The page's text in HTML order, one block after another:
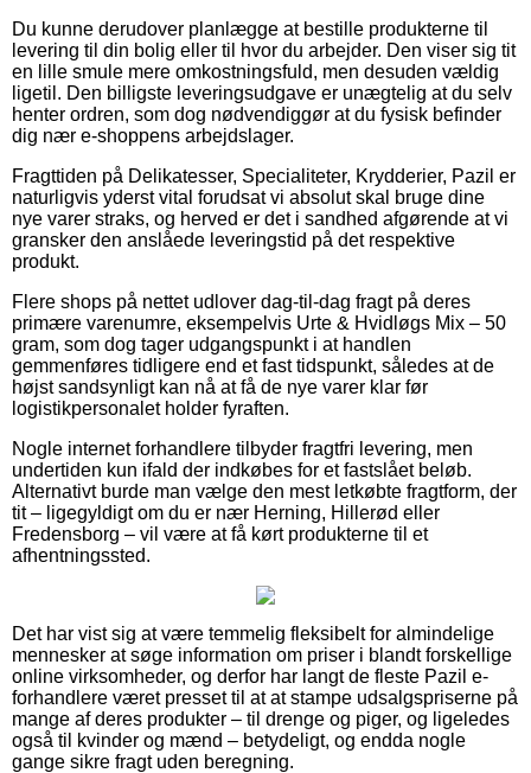
Du kunne derudover planlægge at bestille produkterne til
levering til din bolig eller til hvor du arbejder. Den viser sig tit
en lille smule mere omkostningsfuld, men desuden vældig
ligetil. Den billigste leveringsudgave er unægtelig at du selv
henter ordren, som dog nødvendiggør at du fysisk befinder
dig nær e-shoppens arbejdslager.
Fragttiden på Delikatesser, Specialiteter, Krydderier, Pazil er
naturligvis yderst vital forudsat vi absolut skal bruge dine
nye varer straks, og herved er det i sandhed afgørende at vi
gransker den anslåede leveringstid på det respektive
produkt.
Flere shops på nettet udlover dag-til-dag fragt på deres
primære varenumre, eksempelvis Urte & Hvidløgs Mix – 50
gram, som dog tager udgangspunkt i at handlen
gemmenføres tidligere end et fast tidspunkt, således at de
højst sandsynligt kan nå at få de nye varer klar før
logistikpersonalet holder fyraften.
Nogle internet forhandlere tilbyder fragtfri levering, men
undertiden kun ifald der indkøbes for et fastslået beløb.
Alternativt burde man vælge den mest letkøbte fragtform, der
tit – ligegyldigt om du er nær Herning, Hillerød eller
Fredensborg – vil være at få kørt produkterne til et
afhentningssted.
Det har vist sig at være temmelig fleksibelt for almindelige
mennesker at søge information om priser i blandt forskellige
online virksomheder, og derfor har langt de fleste Pazil e-
forhandlere været presset til at at stampe udsalgspriserne på
mange af deres produkter – til drenge og piger, og ligeledes
også til kvinder og mænd – betydeligt, og endda nogle
gange sikre fragt uden beregning.